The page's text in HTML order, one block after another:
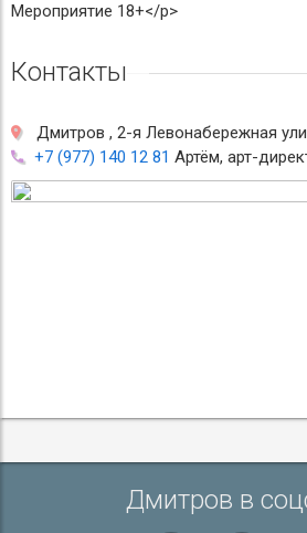
Мероприятие 18+</p>
Контакты
Дмитров , 2-я Левонабережная
+7 (977) 140 12 81 Артём, арт-
Дмитров в